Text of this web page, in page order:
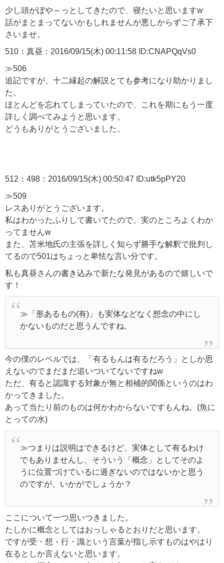
少し頭がぼや～っとしてきたので、寝たいと思いますw
話がまとまってないかもしれませんが悪しからずご了承下
さいませ。
510：真昼：2016/09/15(木) 00:11:58 ID:CNAPQqVs0
≫506
追記ですが、十二縁起の解説とても参考になり助かりまし
た。
ほとんどを忘れてしまっていたので、これを期にもう一度
詳しく調べてみようと思います。
どうもありがとうございました。
512：498：2016/09/15(木) 00:50:47 ID:utk5pPY20
≫509
レスありがとうございます。
私はわかったふりして書いてたので、実のところよくわか
ってませんw
また、苫米地氏の主張を詳しく知らず勝手な解釈で批判し
てるので501はちょっと卑怯な言い分です。
私も真昼さんの書き込みで新たな発見があるので嬉しいで
す！
≫「形あるもの(有)」も実体などなく想念の中にし
かないものだと思うんですね。
今の僕のレベルでは、「有るもんは有るだろう」としか思
えないのでまだまだ追いついてないですねw
ただ、有ると認識する対象が無と相補的関係というのはわ
かってきました。
あって当たり前のものは何かわからないですもんね。(魚に
とっての水)
≫つまりは説明はできるけど、実体として有るわけ
でもありませんし、そういう「概念」としてそのよ
うに位置づけているに過ぎないのではないかと思う
のですが、いかがでしょうか？
ここについて一つ思いつきました。
たしかに概念としてはおっしゃるとおりだと思います。
ですが受・想・行・識という言葉が指し示すものはやはり
在るとしか言えないと思います。